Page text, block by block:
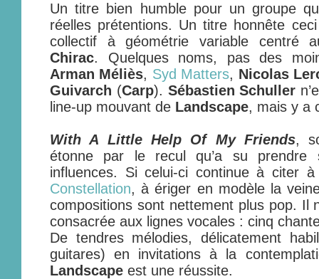
Un titre bien humble pour un groupe
réelles prétentions. Un titre honnête
collectif à géométrie variable centré
Chirac. Quelques noms, pas des
Arman Méliès, Syd Matters, Nicolas
Guivarch (Carp). Sébastien Schuller
line-up mouvant de Landscape, mais y a
With A Little Help Of My Friends,
étonne par le recul qu’a su
influences. Si celui-ci continue à citer à
Constellation, à ériger en modèle la
compositions sont nettement plus pop. Il
consacrée aux lignes vocales : cinq
De tendres mélodies, délicatement
guitares) en invitations à la
Landscape est une réussite.